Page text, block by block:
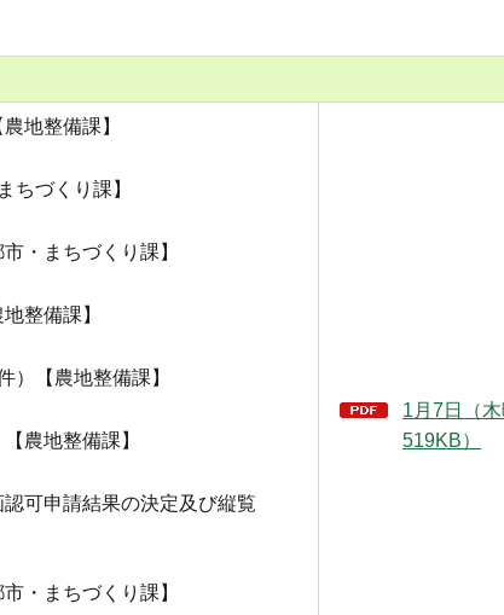
地整備課】
ちづくり課】
・まちづくり課】
整備課】
）【農地整備課】
農地整備課】
認可申請結果の決定及び縦覧
・まちづくり課】
1月7日（
519KB）